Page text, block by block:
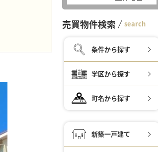
売買物件検索 search
条件から探す
学区から探す
町名から探す
新築一戸建て